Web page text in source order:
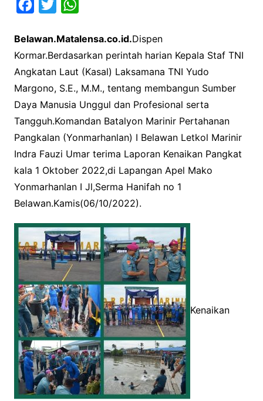
c
e
b
o
o
k
i
t
t
e
r
a
t
s
A
p
p
Belawan.Matalensa.co.id.Dispen
Kormar.Berdasarkan perintah harian Kepala Staf TNI
Angkatan Laut (Kasal) Laksamana TNI Yudo
Margono, S.E., M.M., tentang membangun Sumber
Daya Manusia Unggul dan Profesional serta
Tangguh.Komandan Batalyon Marinir Pertahanan
Pangkalan (Yonmarhanlan) I Belawan Letkol Marinir
Indra Fauzi Umar terima Laporan Kenaikan Pangkat
kala 1 Oktober 2022,di Lapangan Apel Mako
Yonmarhanlan I Jl,Serma Hanifah no 1
Belawan.Kamis(06/10/2022).
Kenaikan